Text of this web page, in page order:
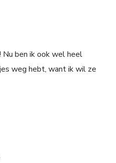
ben ik ook wel heel
weg hebt, want ik wil ze